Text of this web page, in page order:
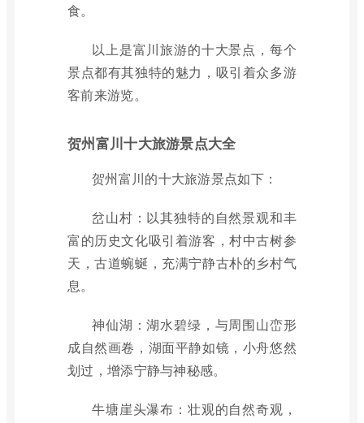
食。
以上是富川旅游的十大景点，每个
景点都有其独特的魅力，吸引着众多游
客前来游览。
贺州富川十大旅游景点大全
贺州富川的十大旅游景点如下：
岔山村：以其独特的自然景观和丰
富的历史文化吸引着游客，村中古树参
天，古道蜿蜒，充满宁静古朴的乡村气
息。
神仙湖：湖水碧绿，与周围山峦形
成自然画卷，湖面平静如镜，小舟悠然
划过，增添宁静与神秘感。
牛塘崖头瀑布：壮观的自然奇观，